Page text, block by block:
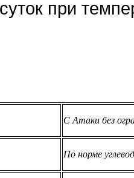
при
С Атаки без
По норме